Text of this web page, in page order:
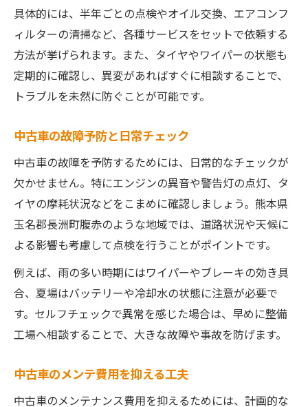
具体的には、半年ごとの点検やオイル交換、エアコンフ
ィルターの清掃など、各種サービスをセットで依頼する
方法が挙げられます。また、タイヤやワイパーの状態も
定期的に確認し、異変があればすぐに相談することで、
トラブルを未然に防ぐことが可能です。
中古車の故障予防と日常チェック
中古車の故障を予防するためには、日常的なチェックが
欠かせません。特にエンジンの異音や警告灯の点灯、タ
イヤの摩耗状況などをこまめに確認しましょう。熊本県
玉名郡長洲町腹赤のような地域では、道路状況や天候に
よる影響も考慮して点検を行うことがポイントです。
例えば、雨の多い時期にはワイパーやブレーキの効き具
合、夏場はバッテリーや冷却水の状態に注意が必要で
す。セルフチェックで異常を感じた場合は、早めに整備
工場へ相談することで、大きな故障や事故を防げます。
中古車のメンテ費用を抑える工夫
中古車のメンテナンス費用を抑えるためには、計画的な